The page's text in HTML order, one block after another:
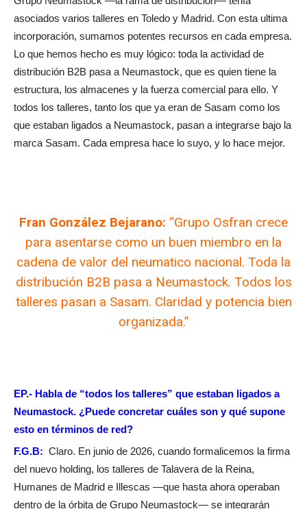
asociados varios talleres en Toledo y Madrid. Con esta ultima
incorporación, sumamos potentes recursos en cada empresa.
Lo que hemos hecho es muy lógico: toda la actividad de
distribución B2B pasa a Neumastock, que es quien tiene la
estructura, los almacenes y la fuerza comercial para ello. Y
todos los talleres, tanto los que ya eran de Sasam como los
que estaban ligados a Neumastock, pasan a integrarse bajo la
marca Sasam. Cada empresa hace lo suyo, y lo hace mejor.
Fran González Bejarano: “Grupo Osfran crece
para asentarse como un buen miembro en la
cadena de valor del neumatico nacional. Toda la
distribución B2B pasa a Neumastock. Todos los
talleres pasan a Sasam. Claridad y potencia bien
organizada.”
EP.- Habla de “todos los talleres” que estaban ligados a
Neumastock. ¿Puede concretar cuáles son y qué supone
esto en términos de red?
F.G.B: Claro. En junio de 2026, cuando formalicemos la firma
del nuevo holding, los talleres de Talavera de la Reina,
Humanes de Madrid e Illescas —que hasta ahora operaban
dentro de la órbita de Grupo Neumastock— se integrarán